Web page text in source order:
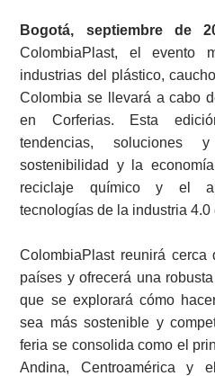
Bogotá, septiembre de
ColombiaPlast, el evento
industrias del plástico,
Colombia se llevará a cabo
en Corferias. Esta
tendencias, soluciones
sostenibilidad y la
reciclaje químico y el
tecnologías de la industria 4.0
ColombiaPlast reunirá
países y ofrecerá una
que se explorará cómo
sea más sostenible y
feria se consolida como el
Andina, Centroamérica y